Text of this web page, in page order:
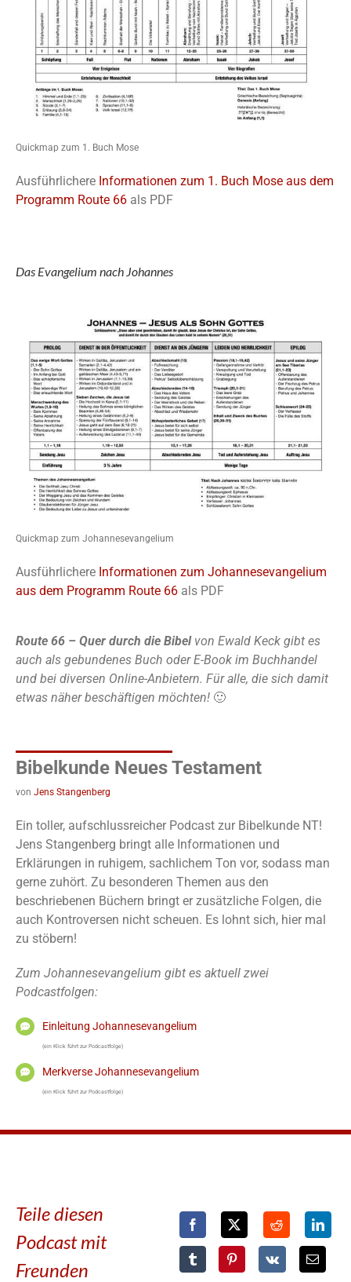
Quickmap zum 1. Buch Mose
Ausführlichere Informationen zum 1. Buch Mose aus dem
Programm Route 66 als PDF
Das Evangelium nach Johannes
Quickmap zum Johannesevangelium
Ausführlichere Informationen zum Johannesevangelium
aus dem Programm Route 66 als PDF
Route 66 – Quer durch die Bibel von Ewald Keck gibt es
auch als gebundenes Buch oder E-Book im Buchhandel
und bei diversen Online-Anbietern. Für alle, die sich damit
etwas näher beschäftigen möchten! 🙂
Bibelkunde Neues Testament
von Jens Stangenberg
Ein toller, aufschlussreicher Podcast zur Bibelkunde NT!
Jens Stangenberg bringt alle Informationen und
Erklärungen in ruhigem, sachlichem Ton vor, sodass man
gerne zuhört. Zu besonderen Themen aus den
beschriebenen Büchern bringt er zusätzliche Folgen, die
auch Kontroversen nicht scheuen. Es lohnt sich, hier mal
zu stöbern!
Zum Johannesevangelium gibt es aktuell zwei
Podcastfolgen:
Einleitung Johannesevangelium
(ein Klick führt zur Podcastfolge)
Merkverse Johannesevangelium
(ein Klick führt zur Podcastfolge)
Teile diesen
Podcast mit
Freunden